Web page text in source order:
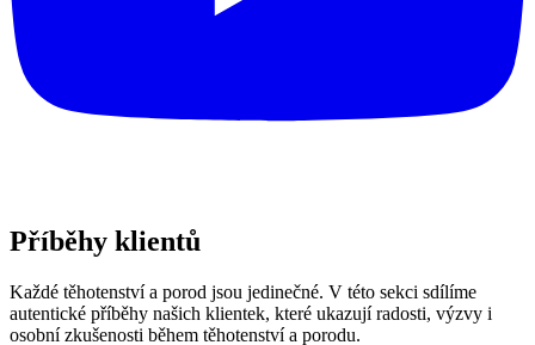
Příběhy klientů
Každé těhotenství a porod jsou jedinečné. V této sekci sdílíme
autentické příběhy našich klientek, které ukazují radosti, výzvy i
osobní zkušenosti během těhotenství a porodu.